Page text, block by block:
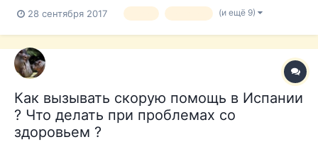
28 сентября 2017 (и ещё 9)
Как вызывать скорую помощь в Испании
? Что делать при проблемах со
здоровьем ?